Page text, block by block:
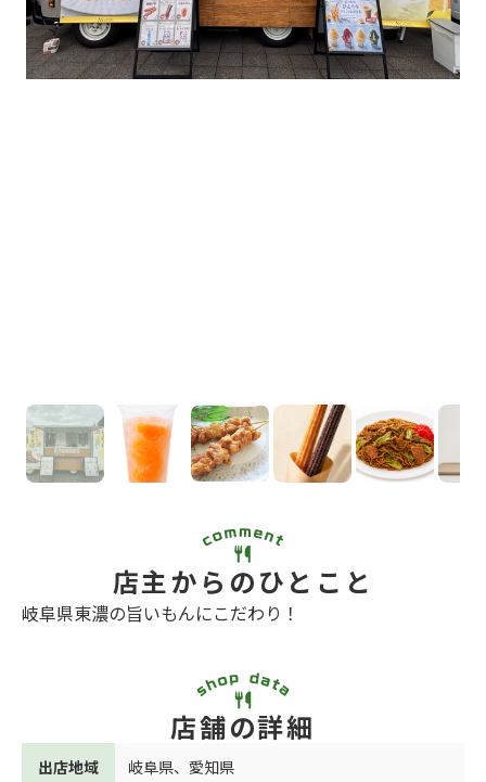
店主からのひとこと
岐阜県東濃の旨いもんにこだわり！
店舗の詳細
出店地域 岐阜県、 愛知県